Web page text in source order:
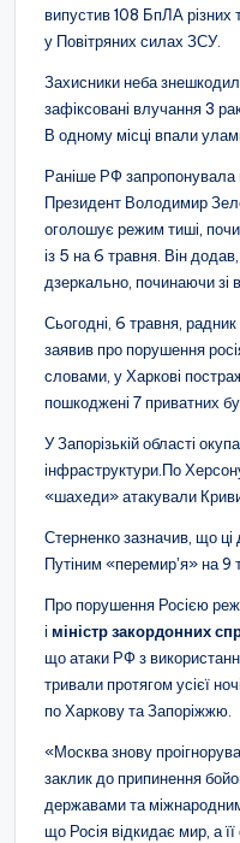
випустив 108 БпЛА різних
у Повітряних силах ЗСУ.
Захисники неба
зафіксовані влучання 3
В одному місці впали
Раніше РФ запропонувала
Президент Володимир
оголошує режим тиші,
із 5 на 6 травня. Він
дзеркально, починаючи зі
Сьогодні, 6 травня,
заявив про порушення
словами, у Харкові
пошкоджені 7 приватних
У Запорізькій області
інфраструктури.По
«шахеди» атакували
Стерненко зазначив, що ці
Путіним «перемирʼя» на 9
Про порушення Росією
і міністр закордонних
що атаки РФ з
тривали протягом усієї
по Харкову та Запоріжжю.
«Москва знову
заклик до припинення
державами та
що Росія відкидає мир, а